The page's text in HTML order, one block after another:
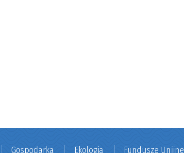
Gospodarka Ekologia Fundusze Unijne